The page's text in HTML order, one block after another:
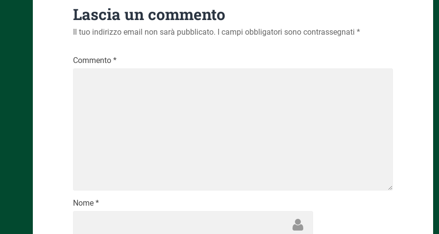
Lascia un commento
Il tuo indirizzo email non sarà pubblicato. I campi obbligatori sono contrassegnati *
Commento *
Nome *